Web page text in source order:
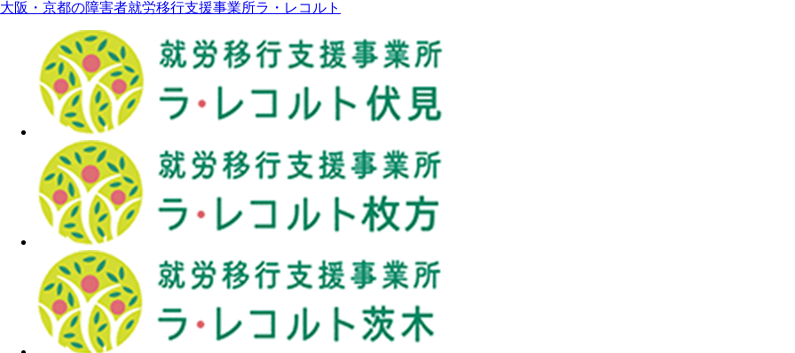
大阪・京都の障害者就労移行支援事業所ラ・レコルト